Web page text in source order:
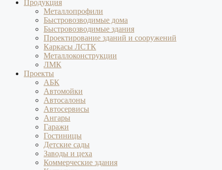
Продукция
Металлопрофили
Быстровозводимые дома
Быстровозводимые здания
Проектирование зданий и сооружений
Каркасы ЛСТК
Металлоконструкции
ЛМК
Проекты
АБК
Автомойки
Автосалоны
Автосервисы
Ангары
Гаражи
Гостиницы
Детские сады
Заводы и цеха
Коммерческие здания